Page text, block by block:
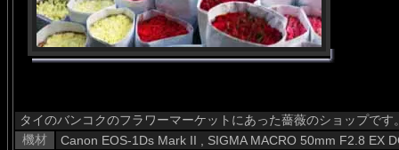
タイのバンコクのフラワーマーケットにあった薔薇のショップです
機材
Canon EOS-1Ds Mark II , SIGMA MACRO 50mm F2.8 EX